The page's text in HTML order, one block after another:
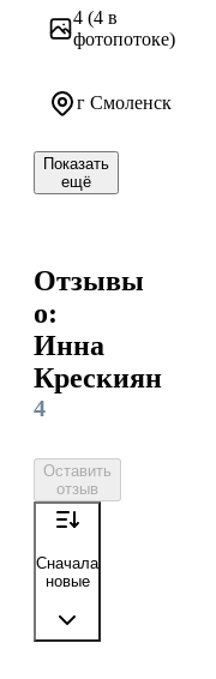
4 (4 в
фотопотоке)
г Смоленск
Показать
ещё
Отзывы
о:
Инна
Крескиян
4
Оставить
отзыв
Сначала
новые